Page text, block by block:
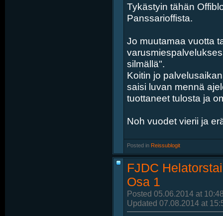
Tykästyin tähän
Panssarioffista.
Jo muutamaa vuotta
silmällä".
Koitin jo
saisi luvan mennä
tuottaneet tulosta ja
Noh vuodet vierii ja
Posted in Reissublogit
FJDC
Osa 1
Posted 05.06.2014 at
Updated 07.08.2014 at